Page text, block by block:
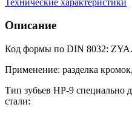
Описание
Код формы по DIN 8032: ZYA.
Применение: разделка
Тип зубьев HP-9 специально
стали: